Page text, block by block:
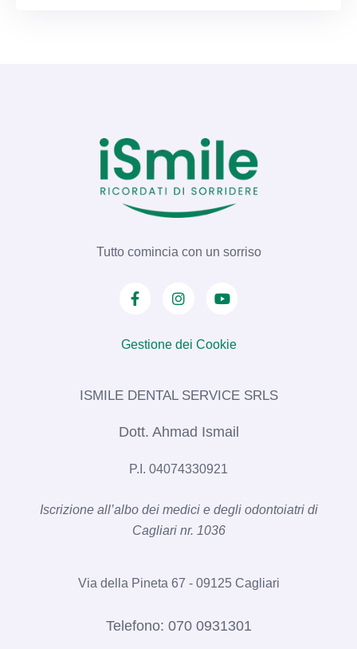
Tutto comincia con un sorriso
Gestione dei Cookie
ISMILE DENTAL SERVICE SRLS​
Dott. Ahmad Ismail
P.I. 04074330921
Iscrizione all’albo dei medici e degli odontoiatri di
Cagliari nr. 1036​
Via della Pineta 67 - 09125 Cagliari
Telefono: 070 0931301